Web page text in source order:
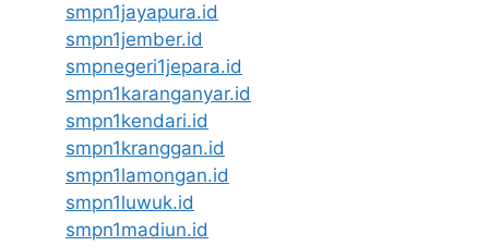
smpn1jayapura.id
smpn1jember.id
smpnegeri1jepara.id
smpn1karanganyar.id
smpn1kendari.id
smpn1kranggan.id
smpn1lamongan.id
smpn1luwuk.id
smpn1madiun.id